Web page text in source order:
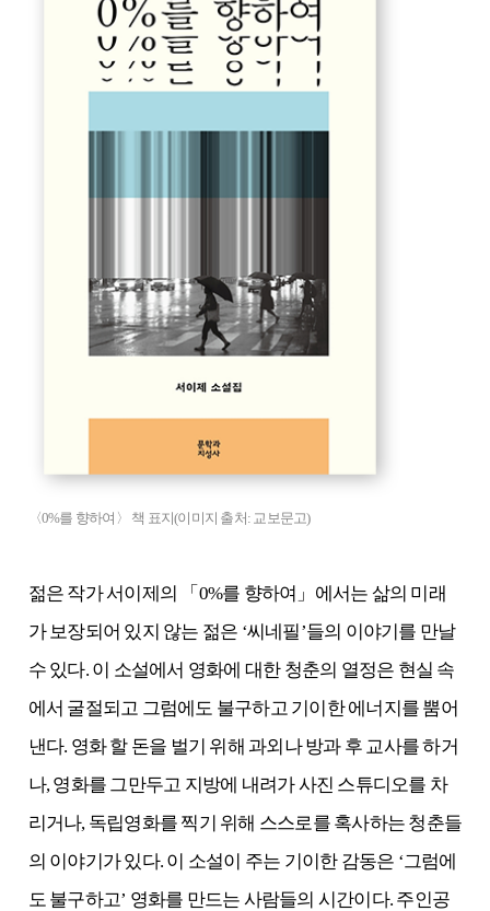
〈0%를 향하여〉 책 표지(이미지 출처: 교보문고)
젊은 작가 서이제의 「0%를 향하여」에서는 삶의 미래
가 보장되어 있지 않는 젊은 ‘씨네필’들의 이야기를 만날
수 있다. 이 소설에서 영화에 대한 청춘의 열정은 현실 속
에서 굴절되고 그럼에도 불구하고 기이한 에너지를 뿜어
낸다. 영화 할 돈을 벌기 위해 과외나 방과 후 교사를 하거
나, 영화를 그만두고 지방에 내려가 사진 스튜디오를 차
리거나, 독립영화를 찍기 위해 스스로를 혹사하는 청춘들
의 이야기가 있다. 이 소설이 주는 기이한 감동은 ‘그럼에
도 불구하고’ 영화를 만드는 사람들의 시간이다. 주인공